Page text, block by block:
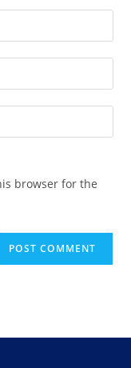
browser for the